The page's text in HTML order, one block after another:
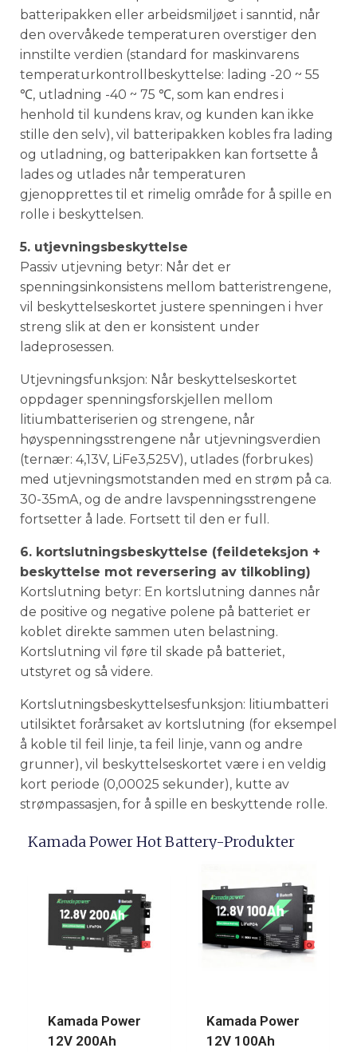
batteripakken eller arbeidsmiljøet i sanntid, når
den overvåkede temperaturen overstiger den
innstilte verdien (standard for maskinvarens
temperaturkontrollbeskyttelse: lading -20 ~ 55
℃, utladning -40 ~ 75 ℃, som kan endres i
henhold til kundens krav, og kunden kan ikke
stille den selv), vil batteripakken kobles fra lading
og utladning, og batteripakken kan fortsette å
lades og utlades når temperaturen
gjenopprettes til et rimelig område for å spille en
rolle i beskyttelsen.
5. utjevningsbeskyttelse
Passiv utjevning betyr: Når det er
spenningsinkonsistens mellom batteristrengene,
vil beskyttelseskortet justere spenningen i hver
streng slik at den er konsistent under
ladeprosessen.
Utjevningsfunksjon: Når beskyttelseskortet
oppdager spenningsforskjellen mellom
litiumbatteriserien og strengene, når
høyspenningsstrengene når utjevningsverdien
(ternær: 4,13V, LiFe3,525V), utlades (forbrukes)
med utjevningsmotstanden med en strøm på ca.
30-35mA, og de andre lavspenningsstrengene
fortsetter å lade. Fortsett til den er full.
6. kortslutningsbeskyttelse (feildeteksjon +
beskyttelse mot reversering av tilkobling)
Kortslutning betyr: En kortslutning dannes når
de positive og negative polene på batteriet er
koblet direkte sammen uten belastning.
Kortslutning vil føre til skade på batteriet,
utstyret og så videre.
Kortslutningsbeskyttelsesfunksjon: litiumbatteri
utilsiktet forårsaket av kortslutning (for eksempel
å koble til feil linje, ta feil linje, vann og andre
grunner), vil beskyttelseskortet være i en veldig
kort periode (0,00025 sekunder), kutte av
strømpassasjen, for å spille en beskyttende rolle.
Kamada Power Hot Battery-Produkter
Kamada Power
12V 200Ah
Kamada Power
12V 100Ah